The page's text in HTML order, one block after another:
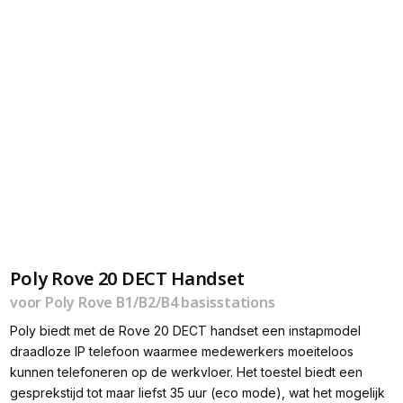
Poly Rove 20 DECT Handset
voor Poly Rove B1/B2/B4 basisstations
Poly biedt met de Rove 20 DECT handset een instapmodel
draadloze IP telefoon waarmee medewerkers moeiteloos
kunnen telefoneren op de werkvloer. Het toestel biedt een
gesprekstijd tot maar liefst 35 uur (eco mode), wat het mogelijk